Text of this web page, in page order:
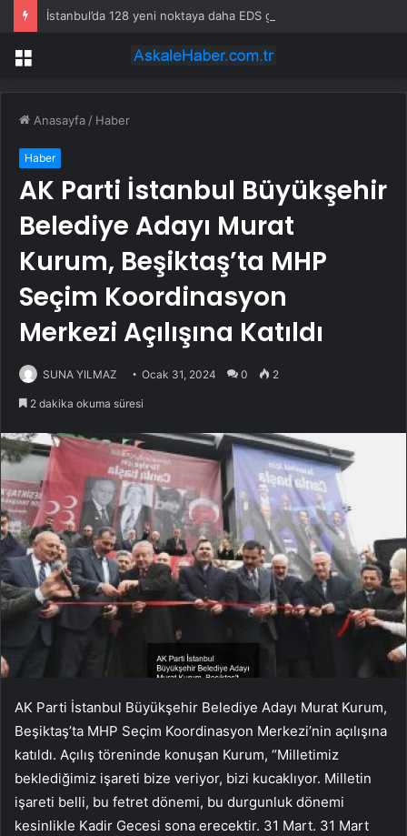
İstanbul’da 128 yeni noktaya daha EDS geliyor
Menü
Anasayfa / Haber
Haber
AK Parti İstanbul Büyükşehir
Belediye Adayı Murat
Kurum, Beşiktaş’ta MHP
Seçim Koordinasyon
Merkezi Açılışına Katıldı
SUNA YILMAZ Ocak 31, 2024 0 2
2 dakika okuma süresi
AK Parti İstanbul Büyükşehir Belediye Adayı Murat Kurum,
Beşiktaş’ta MHP Seçim Koordinasyon Merkezi’nin açılışına
katıldı. Açılış töreninde konuşan Kurum, “Milletimiz
beklediğimiz işareti bize veriyor, bizi kucaklıyor. Milletin
işareti belli, bu fetret dönemi, bu durgunluk dönemi
kesinlikle Kadir Gecesi sona erecektir. 31 Mart. 31 Mart